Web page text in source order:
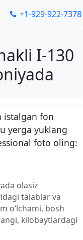
+1-929-922-7378
I-130
istalgan fon
yerga yuklang
foto oling:
olasiz
talablar va
o‘lchami, bosh
kilobaytlardagi